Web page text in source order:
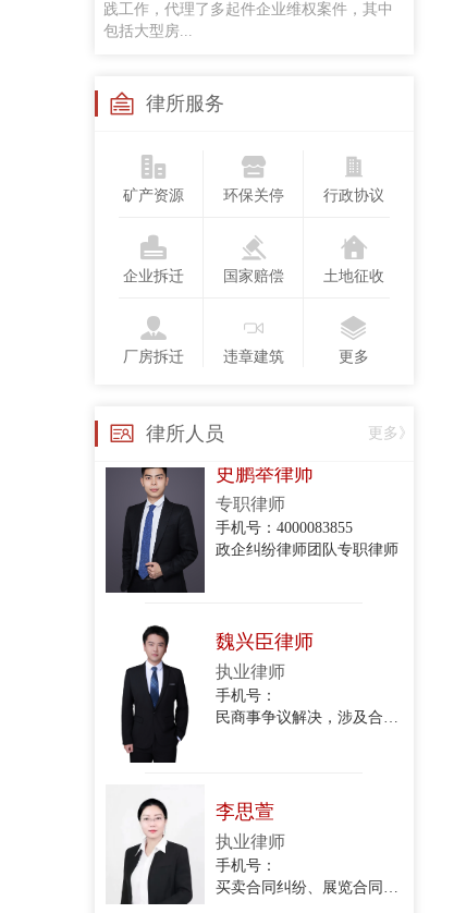
践工作，代理了多起件企业维权案件，其中
包括大型房...
律所服务
矿产资源 环保关停 行政协议
企业拆迁 国家赔偿 土地征收
厂房拆迁 违章建筑 更多
律所人员 更多》
政企纠纷律师团队律师
张亚丽律师
手机号：4000083855
政企纠纷律师团队专职律师
史鹏举律师
政企纠纷律师团队专职律师
魏兴臣律师
执业律师
李思萱
执业律师
孟祥铮
执业律师
手机号：